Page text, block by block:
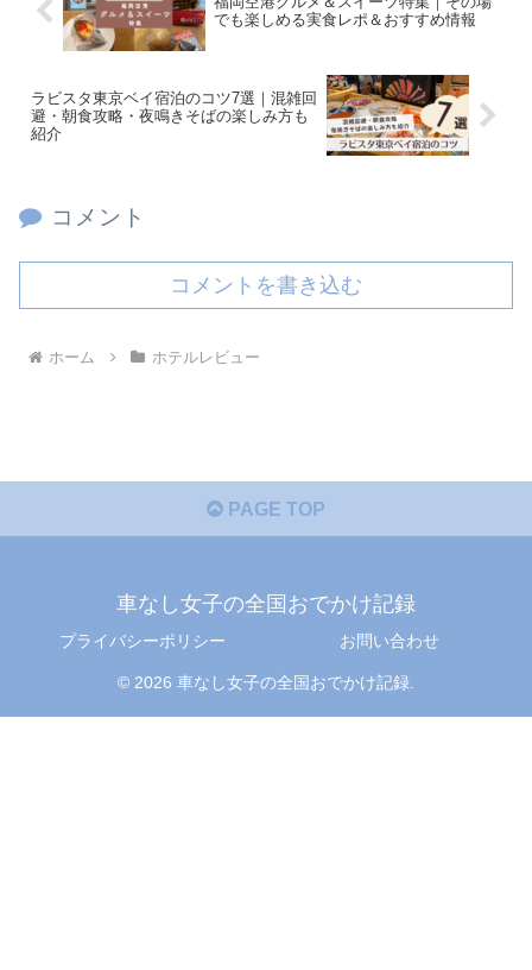
でも楽しめる実食レポ＆おすすめ情報
ラビスタ東京ベイ宿泊のコツ7選｜混雑回
避・朝食攻略・夜鳴きそばの楽しみ方も
紹介
コメント
コメントを書き込む
ホーム ホテルレビュー
PAGE TOP
車なし女子の全国おでかけ記録
プライバシーポリシー お問い合わせ
© 2026 車なし女子の全国おでかけ記録.